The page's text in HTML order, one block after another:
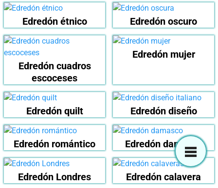
Edredón étnico Edredón oscuro
Edredón cuadros
escoceses
Edredón mujer
Edredón quilt Edredón diseño
Edredón romántico Edredón damasco
Edredón Londres Edredón calavera